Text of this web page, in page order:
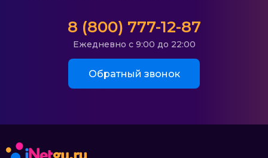
8 (800) 777-12-87
Ежедневно с 9:00 до 22:00
Обратный звонок